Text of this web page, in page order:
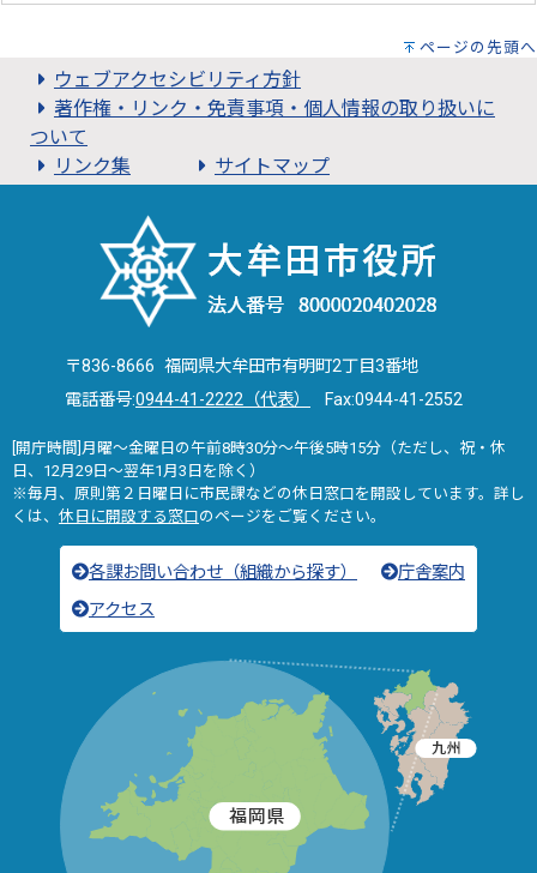
ページの先頭へ
ウェブアクセシビリティ方針
著作権・リンク・免責事項・個人情報の取り扱いに
ついて
リンク集
サイトマップ
〒836-8666 福岡県大牟田市有明町2丁目3番地
電話番号:0944-41-2222（代表） Fax:0944-41-2552
[開庁時間]月曜～金曜日の午前8時30分～午後5時15分（ただし、祝・休
日、12月29日～翌年1月3日を除く）
※毎月、原則第２日曜日に市民課などの休日窓口を開設しています。詳し
くは、 休日に開設する窓口のページをご覧ください。
各課お問い合わせ（組織から探す）
庁舎案内
アクセス